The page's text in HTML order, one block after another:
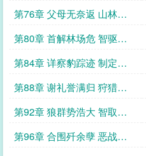
麾下
第76章 父母无奈返 山林终
清净
第80章 首解林场危 智驱熊
瞎子
第84章 详察豹踪迹 制定捕
猎策
第88章 谢礼誉满归 狩猎队
声震
第92章 狼群势浩大 智取为
上策
第96章 合围歼余孽 恶战定